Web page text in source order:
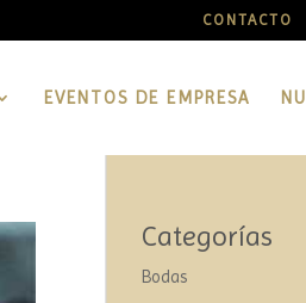
CONTACTO
EVENTOS DE EMPRESA
Categorías
Bodas